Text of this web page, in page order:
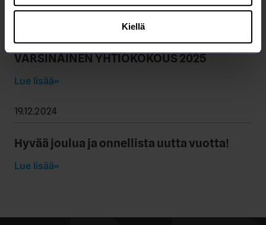
Kiellä
31.3.2025
SAARIJÄRVEN VESIHUOLTO OY:N
VARSINAINEN YHTIÖKOKOUS 2025
Lue lisää
19.12.2024
Hyvää joulua ja onnellista uutta vuotta!
Lue lisää